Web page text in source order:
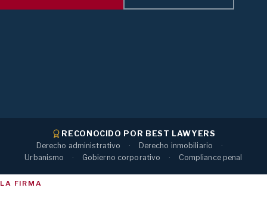
RECONOCIDO POR BEST LAWYERS
Derecho administrativo
Derecho inmobiliario
Urbanismo
Gobierno corporativo Compliance penal
LA FIRMA